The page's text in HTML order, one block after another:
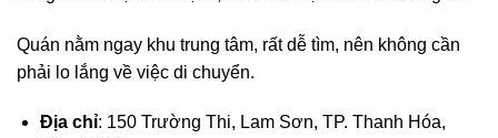
Quán nằm ngay khu trung tâm, rất dễ tìm, nên không cần
phải lo lắng về việc di chuyển.
Địa chỉ: 150 Trường Thi, Lam Sơn, TP. Thanh Hóa,